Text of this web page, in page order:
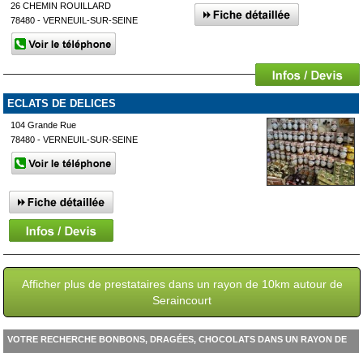
26 CHEMIN ROUILLARD
78480 - VERNEUIL-SUR-SEINE
ECLATS DE DELICES
104 Grande Rue
78480 - VERNEUIL-SUR-SEINE
Afficher plus de prestataires dans un rayon de 10km autour de
Seraincourt
VOTRE RECHERCHE BONBONS, DRAGÉES, CHOCOLATS DANS UN RAYON DE